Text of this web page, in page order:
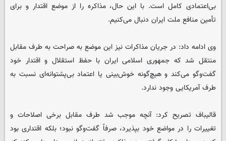
بی‌اعتمادی کامل است. با این حال، مذاکره را از موضع اقتدار و برای
تأمین منافع ملت ایران دنبال می‌کنیم.
وی ادامه داد: در جریان مذاکرات نیز این موضع به صراحت به طرف مقابل
منتقل شد که جمهوری اسلامی ایران با حفظ استقلال و اقتدار خود
گفت‌وگو می‌کند و هیچ‌گونه خوش‌بینی یا اعتماد بی‌پشتوانه‌ای نسبت به
طرف آمریکایی وجود ندارد.
قالیباف تصریح کرد: آنچه موجب شد طرف مقابل برخی اصلاحات و
تغییرات را در مواضع خود بپذیرد، صرفاً گفت‌وگو نبود؛ بلکه اقتداری بود